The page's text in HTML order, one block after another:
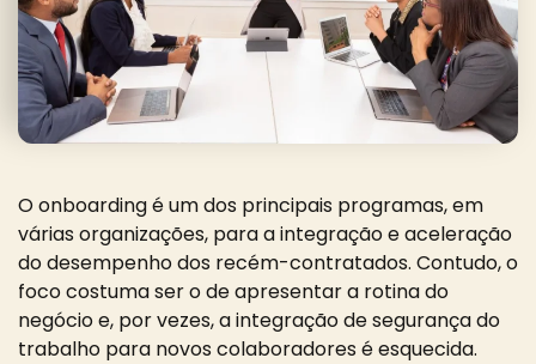
O onboarding é um dos principais programas, em
várias organizações, para a integração e aceleração
do desempenho dos recém-contratados. Contudo, o
foco costuma ser o de apresentar a rotina do
negócio e, por vezes, a integração de segurança do
trabalho para novos colaboradores é esquecida.